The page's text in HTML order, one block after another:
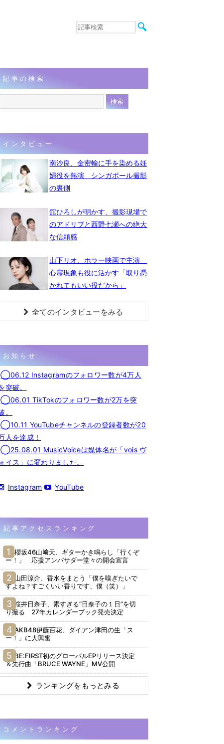
音楽
連載
フォト
記事の検索
インタビュー
南沙良、金密輸に手を染める妊
婦役を熱演 シンガポール撮影
の裏側
舘ひろしが明かす、撮影現場で
のアドリブと西野七瀬への絶大
な信頼感
山下リオ、ホラー映画で主演
心霊現象も役に活かす「取り憑
かれてもいい役だから」
全てのインタビューをみる
お知らせ
◯06.12 Instagramのフォロワー数が4万人
突破。
◯06.01 TikTokのフォロワー数が2万を突
。
◯10.11 YouTubeチャンネルの登録者数が20
人を達成！
◯25.08.01 MusicVoiceは媒体名が「vois ヴ
イス」に変わりました。
Instagram YouTube
記事アクセスランキング
櫻坂46山﨑天、ギターかき鳴らし「行くぞ
ー！」 応援アンバサダー堂々の開会宣言
山田涼介、香水をまとう「僕を嗅ぎたいで
すよね？すごくいい香りです、僕（笑）」
桜井日奈子、素すぎる“日奈子の１日”を切
り撮る 27年カレンダーブック発売決定
AKB48伊藤百花、ダイアン津田の生「ス
ー！」に大興奮
BE:FIRST初のグローバルEPリリース決定
＆先行曲「BRUCE WAYNE」MV公開
ランキングをもっとみる
コメントランキング